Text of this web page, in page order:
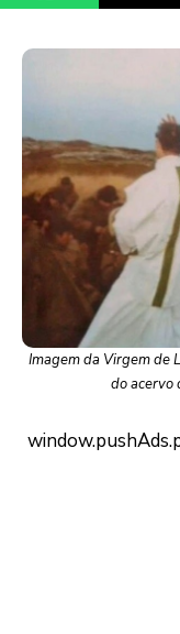
Imagem da Virgem de
do acervo